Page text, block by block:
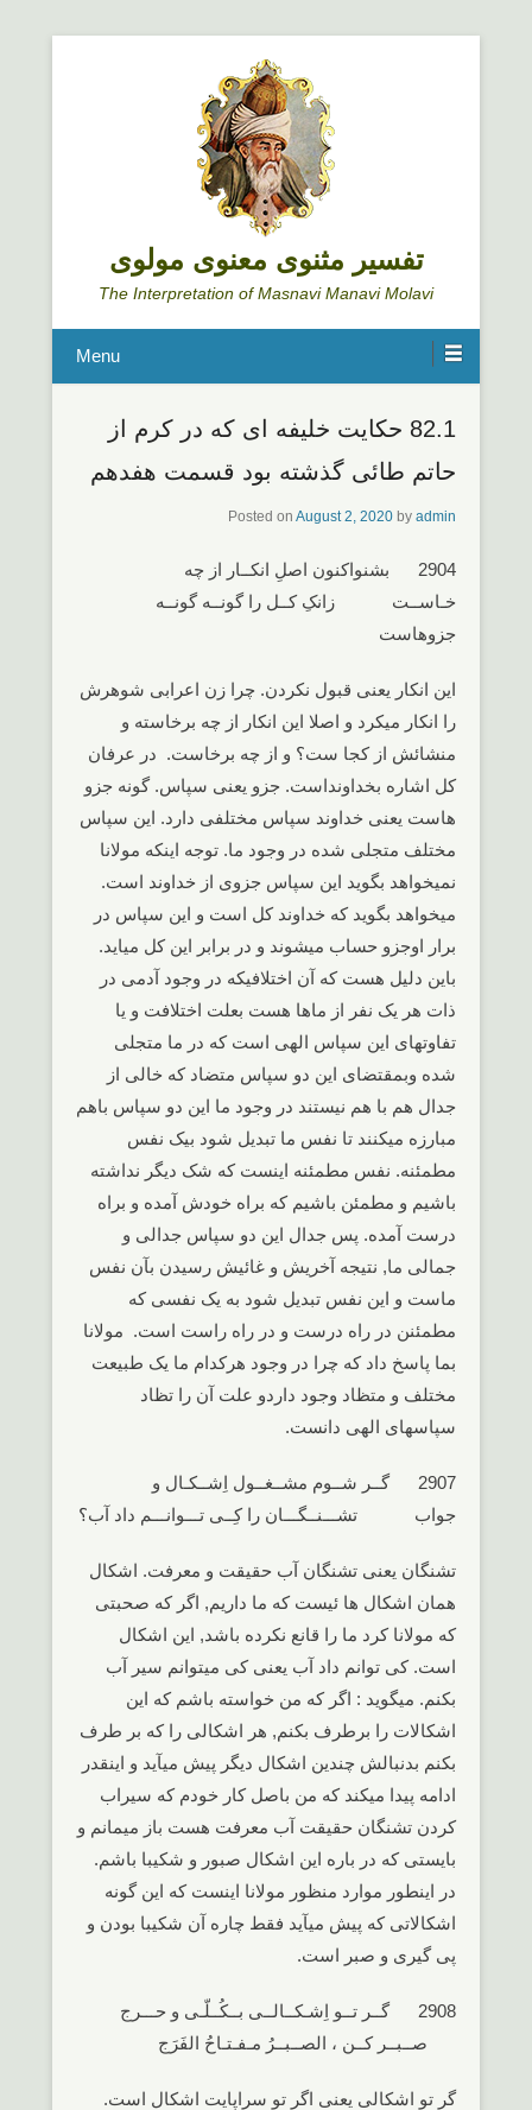
تفسیر مثنوی معنوی مولوی
The Interpretation of Masnavi Manavi Molavi
Menu
82.1 حکایت خلیفه ای که در کرم از
حاتم طائی گذشته بود قسمت هفدهم
Posted on August 2, 2020 by admin
2904 بشنواکنون اصلِ انکــار از چه
خـاســت زانکِ کــل را گونــه گونــه
جزوهاست
این انکار یعنی قبول نکردن. چرا زن اعرابی شوهرش
را انکار میکرد و اصلا این انکار از چه برخاسته و
منشائش از کجا ست؟ و از چه برخاست. در عرفان
کل اشاره بخداونداست. جزو یعنی سپاس. گونه جزو
هاست یعنی خداوند سپاس مختلفی دارد. این سپاس
مختلف متجلی شده در وجود ما. توجه اینکه مولانا
نمیخواهد بگوید این سپاس جزوی از خداوند است.
میخواهد بگوید که خداوند کل است و این سپاس در
برار اوجزو حساب میشوند و در برابر این کل میاید.
باین دلیل هست که آن اختلافیکه در وجود آدمی در
ذات هر یک نفر از ماها هست بعلت اختلافت و یا
تفاوتهای این سپاس الهی است که در ما متجلی
شده وبمقتضای این دو سپاس متضاد که خالی از
جدال هم با هم نیستند در وجود ما این دو سپاس باهم
مبارزه میکنند تا نفس ما تبدیل شود بیک نفس
مطمئنه. نفس مطمئنه اینست که شک دیگر نداشته
باشیم و مطمئن باشیم که براه خودش آمده و براه
درست آمده. پس جدال این دو سپاس جدالی و
جمالی ما, نتیجه آخریش و غائیش رسیدن بآن نفس
ماست و این نفس تبدیل شود به یک نفسی که
مطمئنن در راه درست و در راه راست است. مولانا
بما پاسخ داد که چرا در وجود هرکدام ما یک طبیعت
مختلف و متظاد وجود داردو علت آن را تظاد
سپاسهای الهی دانست.
2907 گــر شــوم مشــغــول اِشــکـال و
جواب تشـــنــگـــان را کِــی تـــوانـــم داد آب؟
تشنگان یعنی تشنگان آب حقیقت و معرفت. اشکال
همان اشکال ها ئیست که ما داریم, اگر که صحبتی
که مولانا کرد ما را قانع نکرده باشد, این اشکال
است. کی توانم داد آب یعنی کی میتوانم سیر آب
بکنم. میگوید : اگر که من خواسته باشم که این
اشکالات را برطرف بکنم, هر اشکالی را که بر طرف
بکنم بدنبالش چندین اشکال دیگر پیش میآید و اینقدر
ادامه پیدا میکند که من باصل کار خودم که سیراب
کردن تشنگان حقیقت آب معرفت هست باز میمانم و
بایستی که در باره این اشکال صبور و شکیبا باشم.
در اینطور موارد منظور مولانا اینست که این گونه
اشکالاتی که پیش میآید فقط چاره آن شکیبا بودن و
پی گیری و صبر است.
2908 گــر تــو اِشـکــالــی بــکُــلّـی و حـــرج
صــبــر کــن ، الصــبــرُ مـفـتـاحُ الفَرَج
گر تو اشکالی یعنی اگر تو سراپایت اشکال است.